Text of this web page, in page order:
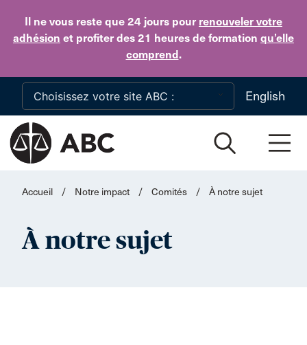
Il ne vous reste que 24 jours pour renouveler votre
adhésion et profiter des 21 heures de formation qu’elle
comprend.
Skip to main content
English
Accueil / Notre impact / Comités / À notre sujet
À notre sujet